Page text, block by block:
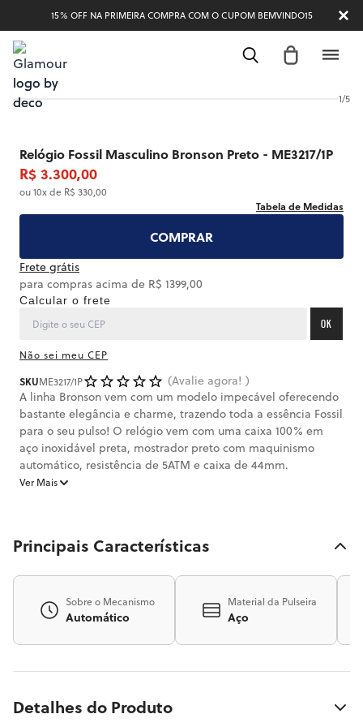
15% OFF NA PRIMEIRA COMPRA COM O CUPOM BEMVINDO15
1/5
Relógio Fossil Masculino Bronson Preto - ME3217/1P
R$ 3.300,00
ou 10x de R$ 330,00
Tabela de Medidas
COMPRAR
Frete grátis
para compras acima de R$ 1399,00
Calcular o frete
OK
Não sei meu CEP
SKUME3217/1P
Avalie agora!
A linha Bronson vem com um modelo impecável oferecendo
bastante elegância e charme, trazendo toda a essência Fossil
para o seu pulso! O relógio vem com uma caixa 100% em
aço inoxidável preta, mostrador preto com maquinismo
automático, resistência de 5ATM e caixa de 44mm.
Ver Mais
Principais Características
Sobre o Mecanismo
Automático
Material da Pulseira
Aço
Detalhes do Produto